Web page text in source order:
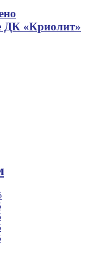
ДК «Криолит»